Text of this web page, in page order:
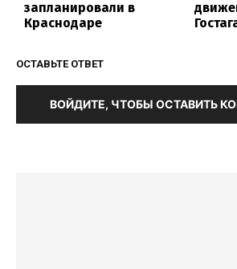
запланировали в
Краснодаре
ОСТАВЬТЕ ОТВЕТ
ВОЙДИТЕ, ЧТОБЫ ОСТАВИТЬ